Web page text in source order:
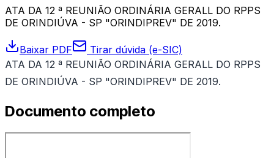
ATA DA 12 ª REUNIÃO ORDINÁRIA GERALL DO RPPS
DE ORINDIÚVA - SP "ORINDIPREV" DE 2019.
Baixar PDF
Tirar dúvida (e-SIC)
ATA DA 12 ª REUNIÃO ORDINÁRIA GERALL DO RPPS
DE ORINDIÚVA - SP "ORINDIPREV" DE 2019.
Documento completo